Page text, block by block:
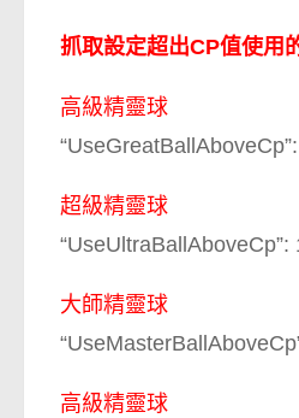
抓取設定超出CP值使用
高級精靈球
超級精靈球
“UseUltraBallAboveCp”:
大師精靈球
高級精靈球